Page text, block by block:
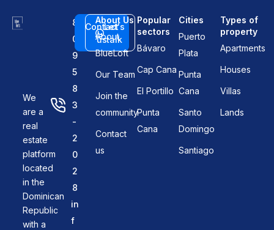
We
are a
real
estate
platform
located
in the
Dominican
Republic
with a
8
0
9
5
8
3
-
2
0
2
8
in
f
Contact
us
Let's
talk
About Us
About
BlueLoft
Our Team
Join the
community
Contact
us
Popular
sectors
Bávaro
Cap Cana
El Portillo
Punta
Cana
Cities
Puerto
Plata
Punta
Cana
Santo
Domingo
Santiago
Types of
property
Apartments
Houses
Villas
Lands